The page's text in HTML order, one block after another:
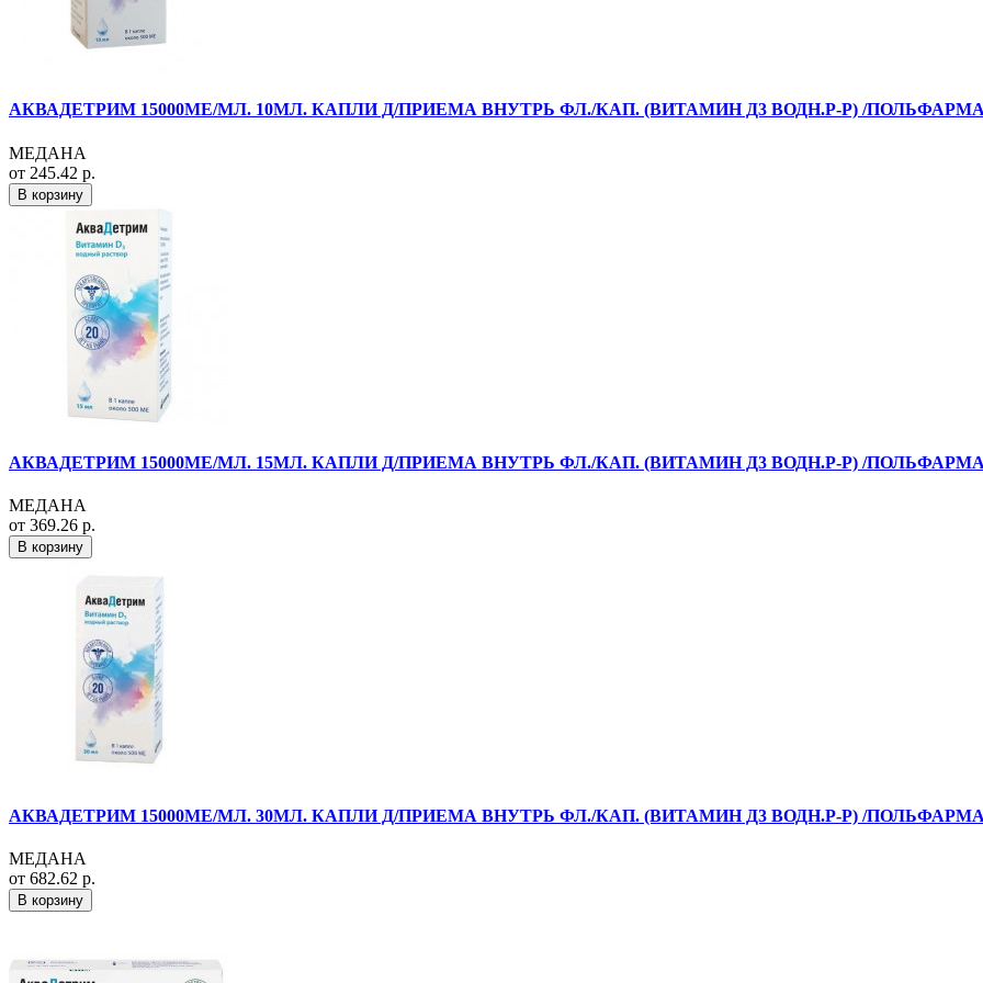
АКВАДЕТРИМ 15000МЕ/МЛ. 10МЛ. КАПЛИ Д/ПРИЕМА ВНУТРЬ ФЛ./КАП. (ВИТАМИН Д3 ВОДН.Р-Р) /
МЕДАНА
от 245.42 р.
В корзину
АКВАДЕТРИМ 15000МЕ/МЛ. 15МЛ. КАПЛИ Д/ПРИЕМА ВНУТРЬ ФЛ./КАП. (ВИТАМИН Д3 ВОДН.Р-Р) /
МЕДАНА
от 369.26 р.
В корзину
АКВАДЕТРИМ 15000МЕ/МЛ. 30МЛ. КАПЛИ Д/ПРИЕМА ВНУТРЬ ФЛ./КАП. (ВИТАМИН Д3 ВОДН.Р-Р) /
МЕДАНА
от 682.62 р.
В корзину